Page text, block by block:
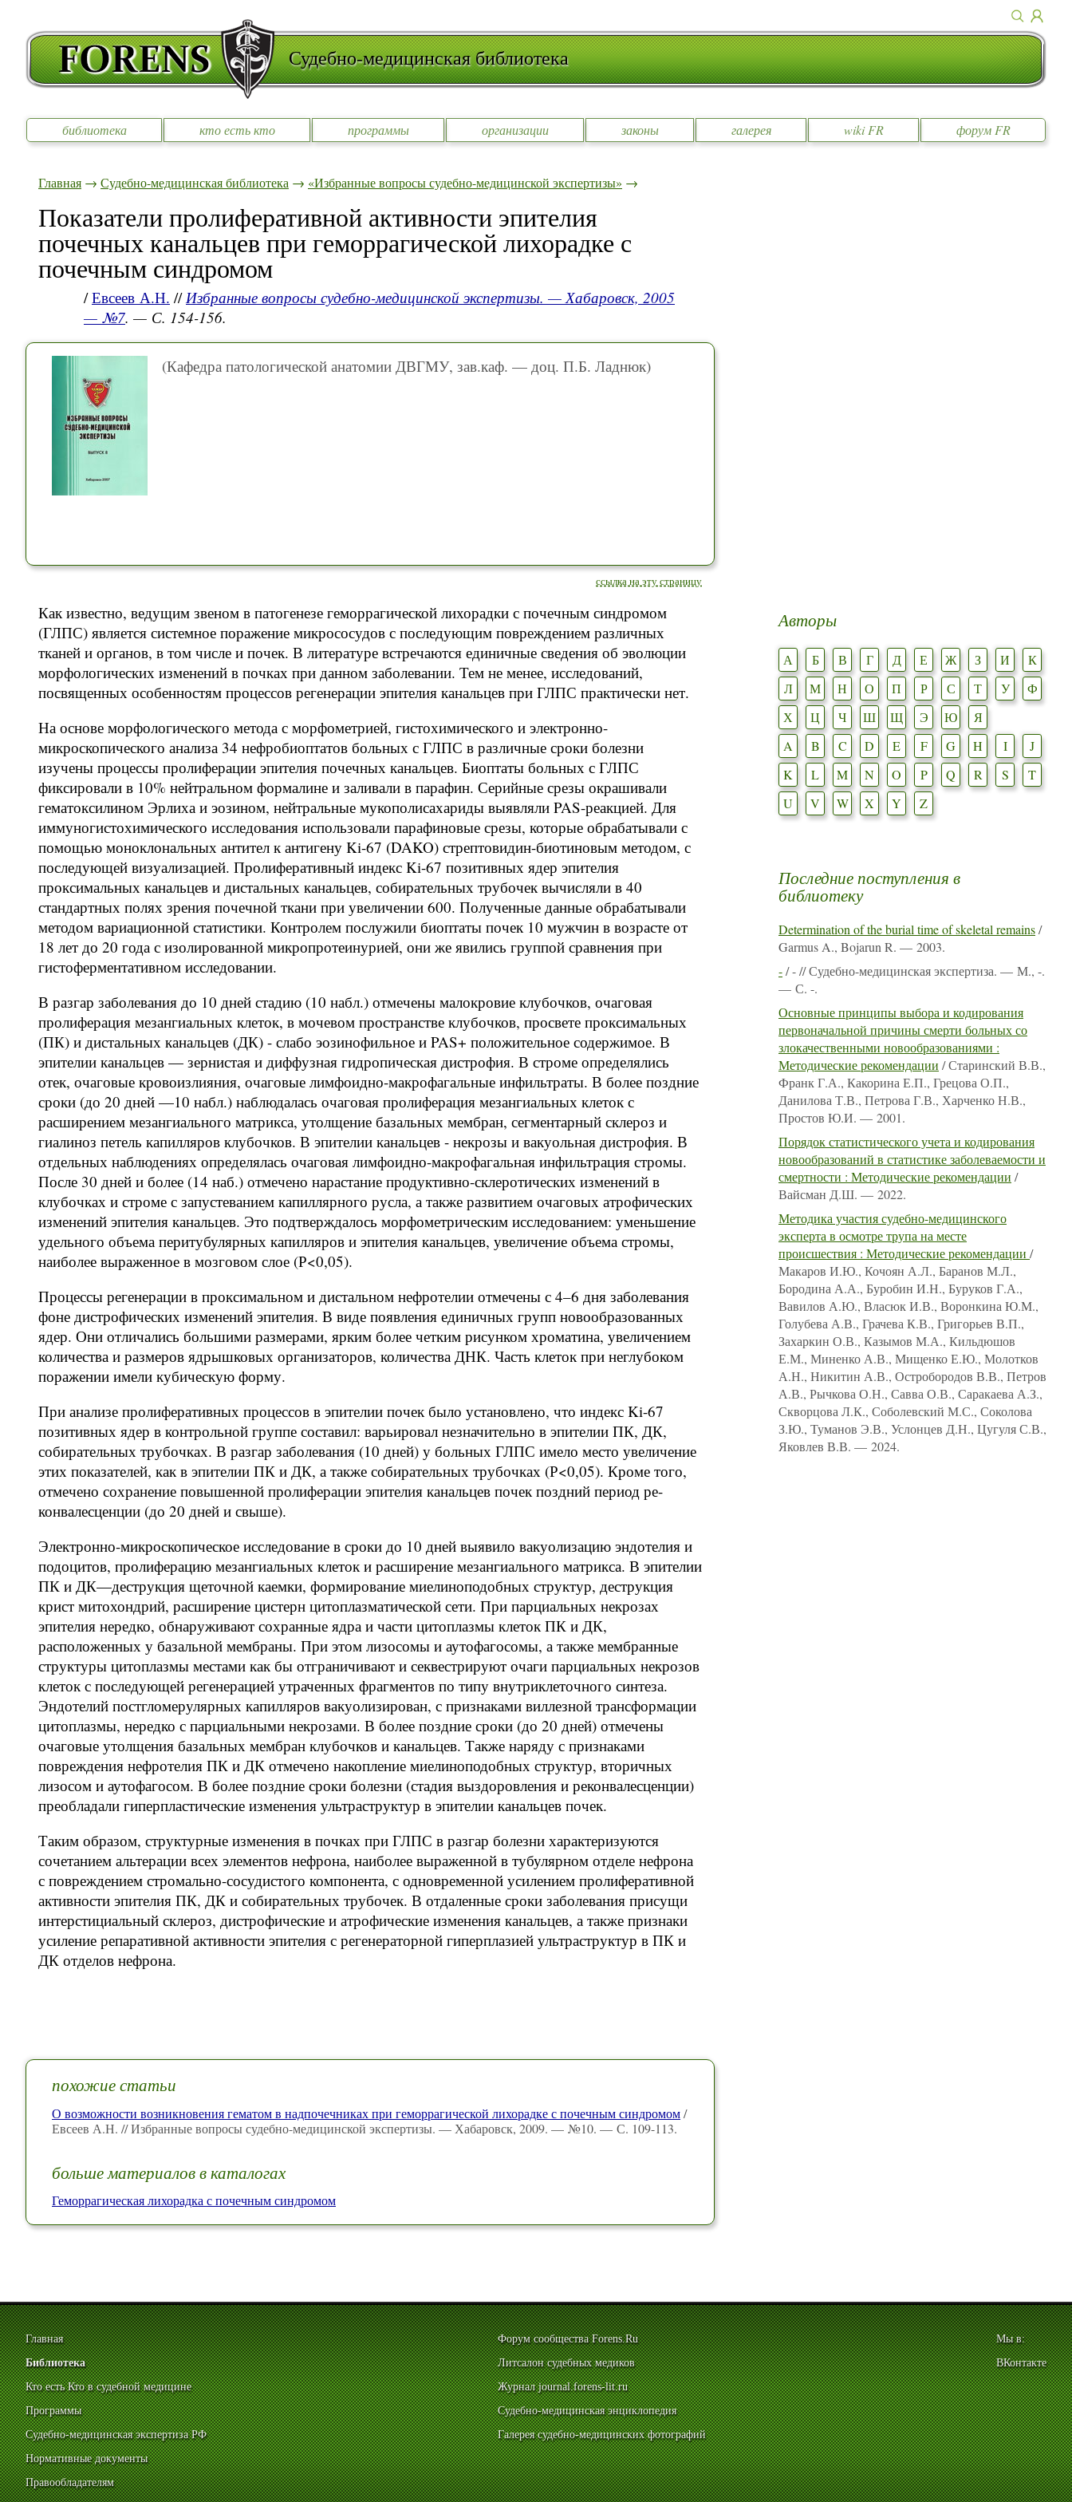
Судебно-медицинская библиотека
библиотека кто есть кто программы организации законы галерея wiki FR форум FR
Главная → Судебно-медицинская библиотека → «Избранные вопросы судебно-медицинской экспертизы» →
Показатели пролиферативной активности эпителия
почечных канальцев при геморрагической лихорадке с
почечным синдромом
/Евсеев А.Н. //Избранные вопросы судебно-медицинской экспертизы. — Хабаровск, 2005
— №7. — С. 154-156.
(Кафедра патологической анатомии ДВГМУ, зав.каф. — доц. П.Б. Ладнюк)
ссылка на эту страницу
Как известно, ведущим звеном в патогенезе геморрагической лихорадки с почечным синдромом
(ГЛПС) является системное поражение микрососудов с последующим повреждением различных
тканей и органов, в том числе и почек. В литературе встречаются единичные сведения об эволюции
морфологических изменений в почках при данном заболевании. Тем не менее, исследований,
посвященных особенностям процессов регенерации эпителия канальцев при ГЛПС практически нет.
На основе морфологического метода с морфометрией, гистохимического и электронно-
микроскопического анализа 34 нефробиоптатов больных с ГЛПС в различные сроки болезни
изучены процессы пролиферации эпителия почечных канальцев. Биоптаты больных с ГЛПС
фиксировали в 10% нейтральном формалине и заливали в парафин. Серийные срезы окрашивали
гематоксилином Эрлиха и эозином, нейтральные мукополисахариды выявляли PAS-реакцией. Для
иммуногистохимического исследования использовали парафиновые срезы, которые обрабатывали с
помощью моноклональных антител к антигену Ki-67 (DAKO) стрептовидин-биотиновым методом, с
последующей визуализацией. Пролиферативный индекс Ki-67 позитивных ядер эпителия
проксимальных канальцев и дистальных канальцев, собирательных трубочек вычисляли в 40
стандартных полях зрения почечной ткани при увеличении 600. Полученные данные обрабатывали
методом вариационной статистики. Контролем послужили биоптаты почек 10 мужчин в возрасте от
18 лет до 20 года с изолированной микропротеинурией, они же явились группой сравнения при
гистоферментативном исследовании.
В разгар заболевания до 10 дней стадию (10 набл.) отмечены малокровие клубочков, очаговая
пролиферация мезангиальных клеток, в мочевом пространстве клубочков, просвете проксимальных
(ПК) и дистальных канальцев (ДК) - слабо эозинофильное и PAS+ положительное содержимое. В
эпителии канальцев — зернистая и диффузная гидропическая дистрофия. В строме определялись
отек, очаговые кровоизлияния, очаговые лимфоидно-макрофагальные инфильтраты. В более поздние
сроки (до 20 дней —10 набл.) наблюдалась очаговая пролиферация мезангиальных клеток с
расширением мезангиального матрикса, утолщение базальных мембран, сегментарный склероз и
гиалиноз петель капилляров клубочков. В эпителии канальцев - некрозы и вакуольная дистрофия. В
отдельных наблюдениях определялась очаговая лимфоидно-макрофагальная инфильтрация стромы.
После 30 дней и более (14 наб.) отмечено нарастание продуктивно-склеротических изменений в
клубочках и строме с запустеванием капиллярного русла, а также развитием очаговых атрофических
изменений эпителия канальцев. Это подтверждалось морфометрическим исследованием: уменьшение
удельного объема перитубулярных капилляров и эпителия канальцев, увеличение объема стромы,
наиболее выраженное в мозговом слое (Р<0,05).
Процессы регенерации в проксимальном и дистальном нефротелии отмечены с 4–6 дня заболевания
фоне дистрофических изменений эпителия. В виде появления единичных групп новообразованных
ядер. Они отличались большими размерами, ярким более четким рисунком хроматина, увеличением
количества и размеров ядрышковых организаторов, количества ДНК. Часть клеток при неглубоком
поражении имели кубическую форму.
При анализе пролиферативных процессов в эпителии почек было установлено, что индекс Ki-67
позитивных ядер в контрольной группе составил: варьировал незначительно в эпителии ПК, ДК,
собирательных трубочках. В разгар заболевания (10 дней) у больных ГЛПС имело место увеличение
этих показателей, как в эпителии ПК и ДК, а также собирательных трубочках (Р<0,05). Кроме того,
отмечено сохранение повышенной пролиферации эпителия канальцев почек поздний период ре-
конвалесценции (до 20 дней и свыше).
Электронно-микроскопическое исследование в сроки до 10 дней выявило вакуолизацию эндотелия и
подоцитов, пролиферацию мезангиальных клеток и расширение мезангиального матрикса. В эпителии
ПК и ДК—деструкция щеточной каемки, формирование миелиноподобных структур, деструкция
крист митохондрий, расширение цистерн цитоплазматической сети. При парциальных некрозах
эпителия нередко, обнаруживают сохранные ядра и части цитоплазмы клеток ПК и ДК,
расположенных у базальной мембраны. При этом лизосомы и аутофагосомы, а также мембранные
структуры цитоплазмы местами как бы отграничивают и секвестрируют очаги парциальных некрозов
клеток с последующей регенерацией утраченных фрагментов по типу внутриклеточного синтеза.
Эндотелий постгломерулярных капилляров вакуолизирован, с признаками виллезной трансформации
цитоплазмы, нередко с парциальными некрозами. В более поздние сроки (до 20 дней) отмечены
очаговые утолщения базальных мембран клубочков и канальцев. Также наряду с признаками
повреждения нефротелия ПК и ДК отмечено накопление миелиноподобных структур, вторичных
лизосом и аутофагосом. В более поздние сроки болезни (стадия выздоровления и реконвалесценции)
преобладали гиперпластические изменения ультраструктур в эпителии канальцев почек.
Таким образом, структурные изменения в почках при ГЛПС в разгар болезни характеризуются
сочетанием альтерации всех элементов нефрона, наиболее выраженной в тубулярном отделе нефрона
с повреждением стромально-сосудистого компонента, с одновременной усилением пролиферативной
активности эпителия ПК, ДК и собирательных трубочек. В отдаленные сроки заболевания присущи
интерстициальный склероз, дистрофические и атрофические изменения канальцев, а также признаки
усиление репаративной активности эпителия с регенераторной гиперплазией ультраструктур в ПК и
ДК отделов нефрона.
похожие статьи
О возможности возникновения гематом в надпочечниках при геморрагической лихорадке с почечным синдромом/
Евсеев А.Н. // Избранные вопросы судебно-медицинской экспертизы. — Хабаровск, 2009. — №10. — С. 109-113.
больше материалов в каталогах
Геморрагическая лихорадка с почечным синдромом
Авторы
А Б В Г Д Е Ж З И
К
Л
М Н О П Р С Т У
Ф
Х
Ц Ч Ш Щ Э Ю
Я
A
B C D E F G H I
J
K
L M N O P Q R S
T
U
V W X Y Z
Последние поступления в
библиотеку
Determination of the burial time of skeletal remains/
Garmus A., Bojarun R. — 2003.
-/ - // Судебно-медицинская экспертиза. — М., -.
— С. -.
Основные принципы выбора и кодирования
первоначальной причины смерти больных со
злокачественными новообразованиями :
Методические рекомендации / Старинский В.В.,
Франк Г.А., Какорина Е.П., Грецова О.П.,
Данилова Т.В., Петрова Г.В., Харченко Н.В.,
Простов Ю.И. — 2001.
Порядок статистического учета и кодирования
новообразований в статистике заболеваемости и
смертности : Методические рекомендации /
Вайсман Д.Ш. — 2022.
Методика участия судебно-медицинского
эксперта в осмотре трупа на месте
происшествия : Методические рекомендации /
Макаров И.Ю., Кочоян А.Л., Баранов М.Л.,
Бородина А.А., Буробин И.Н., Буруков Г.А.,
Вавилов А.Ю., Власюк И.В., Воронкина Ю.М.,
Голубева А.В., Грачева К.В., Григорьев В.П.,
Захаркин О.В., Казымов М.А., Кильдюшов
Е.М., Миненко А.В., Мищенко Е.Ю., Молотков
А.Н., Никитин А.В., Остробородов В.В., Петров
А.В., Рычкова О.Н., Савва О.В., Саракаева А.З.,
Скворцова Л.К., Соболевский М.С., Соколова
З.Ю., Туманов Э.В., Услонцев Д.Н., Цугуля С.В.,
Яковлев В.В. — 2024.
Главная
Библиотека
Кто есть Кто в судебной медицине
Программы
Судебно-медицинская экспертиза РФ
Нормативные документы
Правообладателям
Форум сообщества Forens.Ru
Литсалон судебных медиков
Журнал journal.forens-lit.ru
Судебно-медицинская энциклопедия
Галерея судебно-медицинских фотографий
Мы в:
ВКонтакте